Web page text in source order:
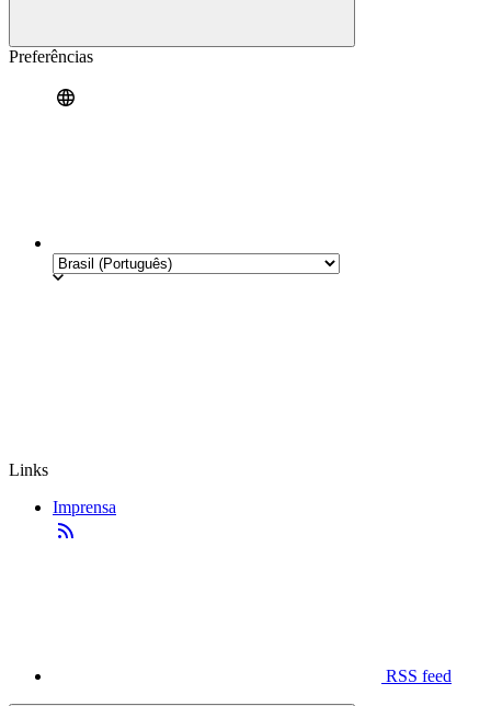
Preferências
Links
Imprensa
RSS feed